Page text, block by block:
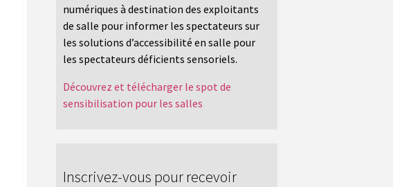
numériques à destination des exploitants
de salle pour informer les spectateurs sur
les solutions d’accessibilité en salle pour
les spectateurs déficients sensoriels.
Découvrez et télécharger le spot de
sensibilisation pour les salles
Inscrivez-vous pour recevoir